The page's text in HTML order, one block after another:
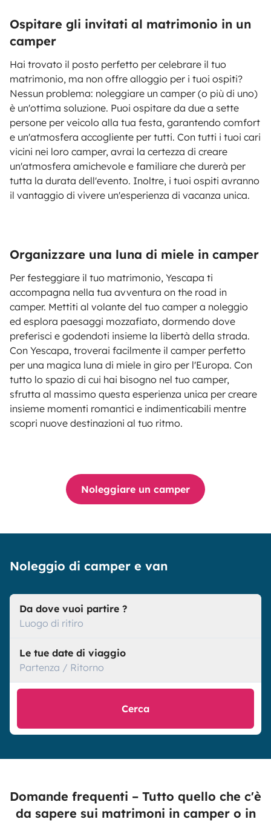
Ospitare gli invitati al matrimonio in un
camper
Hai trovato il posto perfetto per celebrare il tuo
matrimonio, ma non offre alloggio per i tuoi ospiti?
Nessun problema: noleggiare un camper (o più di uno)
è un'ottima soluzione. Puoi ospitare da due a sette
persone per veicolo alla tua festa, garantendo comfort
e un'atmosfera accogliente per tutti. Con tutti i tuoi cari
vicini nei loro camper, avrai la certezza di creare
un'atmosfera amichevole e familiare che durerà per
tutta la durata dell'evento. Inoltre, i tuoi ospiti avranno
il vantaggio di vivere un'esperienza di vacanza unica.
Organizzare una luna di miele in camper
Per festeggiare il tuo matrimonio, Yescapa ti
accompagna nella tua avventura on the road in
camper. Mettiti al volante del tuo camper a noleggio
ed esplora paesaggi mozzafiato, dormendo dove
preferisci e godendoti insieme la libertà della strada.
Con Yescapa, troverai facilmente il camper perfetto
per una magica luna di miele in giro per l'Europa. Con
tutto lo spazio di cui hai bisogno nel tuo camper,
sfrutta al massimo questa esperienza unica per creare
insieme momenti romantici e indimenticabili mentre
scopri nuove destinazioni al tuo ritmo.
Noleggiare un camper
Noleggio di camper e van
Da dove vuoi partire ?
Luogo di ritiro
Le tue date di viaggio
Partenza / Ritorno
Cerca
Domande frequenti – Tutto quello che c'è
da sapere sui matrimoni in camper o in